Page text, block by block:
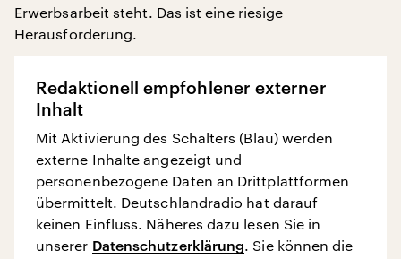
Erwerbsarbeit steht. Das ist eine riesige
Herausforderung.
Redaktionell empfohlener externer
Inhalt
Mit Aktivierung des Schalters (Blau) werden
externe Inhalte angezeigt und
personenbezogene Daten an Drittplattformen
übermittelt. Deutschlandradio hat darauf
keinen Einfluss. Näheres dazu lesen Sie in
unserer Datenschutzerklärung. Sie können die